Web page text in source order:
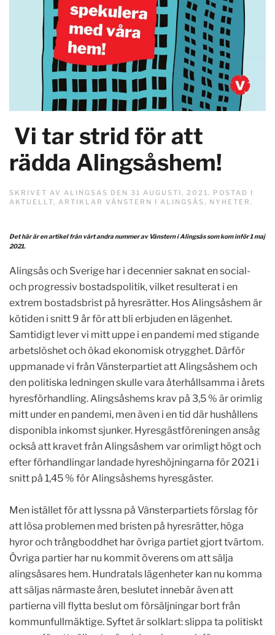
Vi tar strid för att
rädda Alingsåshem!
SKRIVET AV ALINGSAS DEN 31 AUGUSTI, 2021. POSTAD I
AKTUELLT, ARTIKLAR VÄNSTERN I ALINGSÅS, NYHETER .
Det här är en artikel från vårt andra nummer av Vänstern i Alingsås som kom inför 1 maj
2021.
Alingsås och Sverige har i decennier saknat en social-
och progressiv bostadspolitik, vilket resulterat i en
extrem bostadsbrist på hyresrätter. Hos Alingsåshem är
kötiden i snitt 9 år för att bli erbjuden en lägenhet.
Samtidigt lever vi mitt uppe i en pandemi med stigande
arbetslöshet och ökad ekonomisk otrygghet. Därför
uppmanade vi från Vänsterpartiet att Alingsåshem och
den politiska ledningen skulle vara återhållsamma i årets
hyresförhandling. Alingsåshems krav på 3,5 % är orimlig
mitt under en pandemi, men även i en tid där hushållens
disponibla inkomst sjunker. Hyresgästföreningen ansåg
också att kravet från Alingsåshem var orimligt högt och
efter förhandlingar landade hyreshöjningarna för 2021 i
snitt på 1,45 % för Alingsåshems hyresgäster.
Men istället för att lyssna på Vänsterpartiets förslag för
att lösa problemen med bristen på hyresrätter, höga
hyror och trångboddhet har övriga partiet gjort tvärtom.
Övriga partier har nu kommit överens om att sälja
alingsåsares hem. Hundratals lägenheter kan nu komma
att säljas närmaste åren, beslutet innebär även att
partierna vill flytta beslut om försäljningar bort från
kommunfullmäktige. Syftet är solklart: slippa ta politiskt